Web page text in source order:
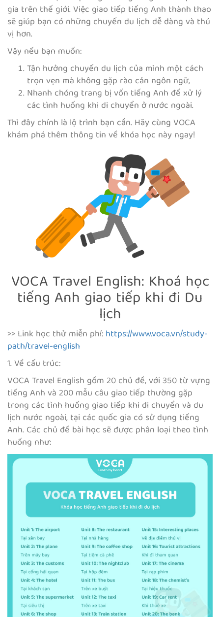
gia trên thế giới. Việc giao tiếp tiếng Anh thành thạo
sẽ giúp bạn có những chuyến du lịch dễ dàng và thú
vị hơn.
Vậy nếu bạn muốn:
Tận hưởng chuyến du lịch của mình một cách
trọn vẹn mà không gặp rào cản ngôn ngữ,
Nhanh chóng trang bị vốn tiếng Anh để xử lý
các tình huống khi di chuyển ở nước ngoài.
Thì đây chính là lộ trình bạn cần. Hãy cùng VOCA
khám phá thêm thông tin về khóa học này ngay!
VOCA Travel English: Khoá học
tiếng Anh giao tiếp khi đi Du
lịch
>> Link học thử miễn phí:https://www.voca.vn/study-
path/travel-english
1. Về cấu trúc:
VOCA Travel English gồm 20 chủ đề, với 350 từ vựng
tiếng Anh và 200 mẫu câu giao tiếp thường gặp
trong các tình huống giao tiếp khi di chuyển và du
lịch nước ngoài, tại các quốc gia có sử dụng tiếng
Anh. Các chủ đề bài học sẽ được phân loại theo tình
huống như: